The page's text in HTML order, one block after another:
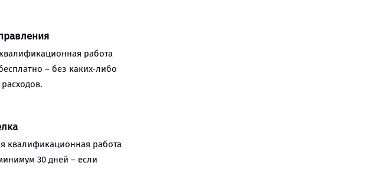
работа
– без каких-либо
квалификационная работа
30 дней – если